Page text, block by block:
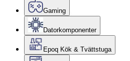
Gaming
Datorkomponenter
Epoq Kök & Tvättstuga